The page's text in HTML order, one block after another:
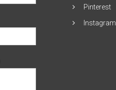
Pinterest
Instagram